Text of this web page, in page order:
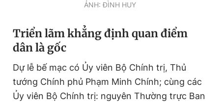
Phó tổng biên tập thường trực: Hải Thành
Phó tổng biên tập: Lâm Hiếu Dũng
Phó tổng biên tập: Trần Việt Hưng
Tổng thư ký tòa soạn: Đức Trung
Giấy phép xuất bản số 110/GP - BTTTT cấp ngày 24.3.2020
© 2003-2026 Bản quyền thuộc về Báo Thanh Niên. Cấm sao
chép dưới mọi hình thức nếu không có sự chấp thuận bằng văn
bản. Phát triển bởi ePi Technologies, JSC.
ẢNH: ĐÌNH HUY
Triển lãm khẳng định quan điểm
dân là gốc
Dự lễ bế mạc có Ủy viên Bộ Chính trị, Thủ
tướng Chính phủ Phạm Minh Chính; cùng các
Ủy viên Bộ Chính trị: nguyên Thường trực Ban